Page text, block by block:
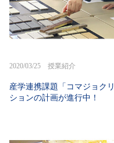
2020/03/25 授業紹介
産学連携課題「コマジョク
ションの計画が進行中！